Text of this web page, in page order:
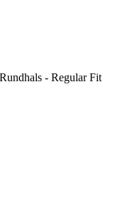
- Regular Fit